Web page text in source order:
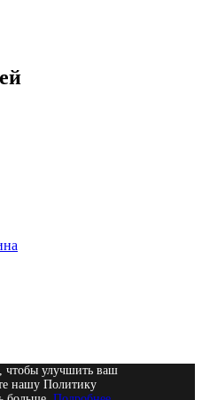
чтобы улучшить ваш
нашу Политику